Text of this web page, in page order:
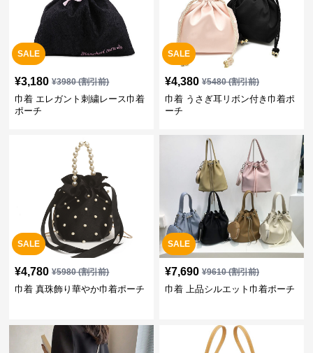
SALE
¥3,180 ¥3980(割引前)
巾着 エレガント刺繍レース巾着
ポーチ
SALE
¥4,380 ¥5480(割引前)
巾着 うさぎ耳リボン付き巾着ポ
ーチ
SALE
¥4,780 ¥5980(割引前)
巾着 真珠飾り華やか巾着ポーチ
SALE
¥7,690 ¥9610(割引前)
巾着 上品シルエット巾着ポーチ